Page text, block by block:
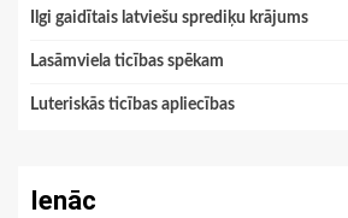
Ilgi gaidītais latviešu sprediķu krājums
Lasāmviela ticības spēkam
Luteriskās ticības apliecības
Ienāc